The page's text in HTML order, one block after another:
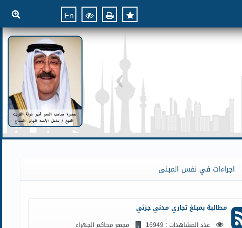
En
اجراءات في نفس المبنى
مطالبة بمبلغ تجاري مدني جزئي
عدد المشاهدات : 16949
مجمع محاكم الجهراء